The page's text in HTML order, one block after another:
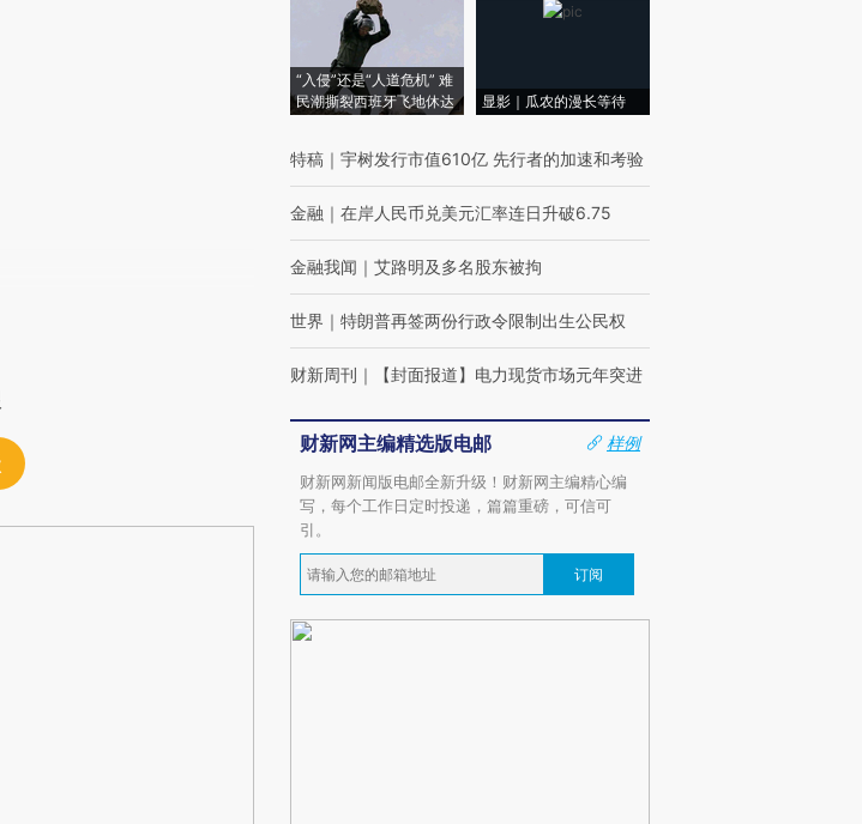
“入侵”还是“人道危机” 难
民潮撕裂西班牙飞地休达
显影｜瓜农的漫长等待
特稿 ｜ 宇树发行市值610亿 先行者的加速和考验
金融 ｜ 在岸人民币兑美元汇率连日升破6.75
金融我闻 ｜ 艾路明及多名股东被拘
世界 ｜ 特朗普再签两份行政令限制出生公民权
财新周刊 ｜ 【封面报道】电力现货市场元年突进
财新网主编精选版电邮
样例
财新网新闻版电邮全新升级！财新网主编精心编
写，每个工作日定时投递，篇篇重磅，可信可
引。
订阅